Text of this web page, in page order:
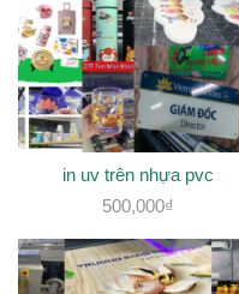
in uv trên nhựa pvc
500,000₫